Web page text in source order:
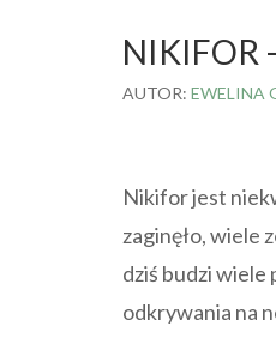
NIKIFOR
AUTOR: EWELINA
Nikifor jest
zaginęło, wiele
dziś budzi wiele
odkrywania na